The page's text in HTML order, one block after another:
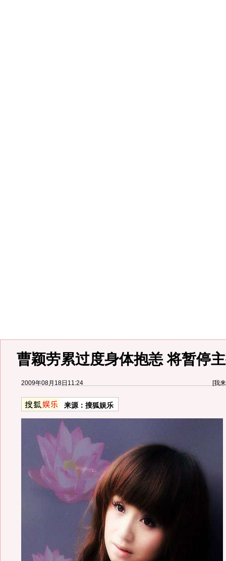
曹颖劳累过度身体抱恙 将暂停
2009年08月18日11:24 [我
来源： 搜狐娱乐